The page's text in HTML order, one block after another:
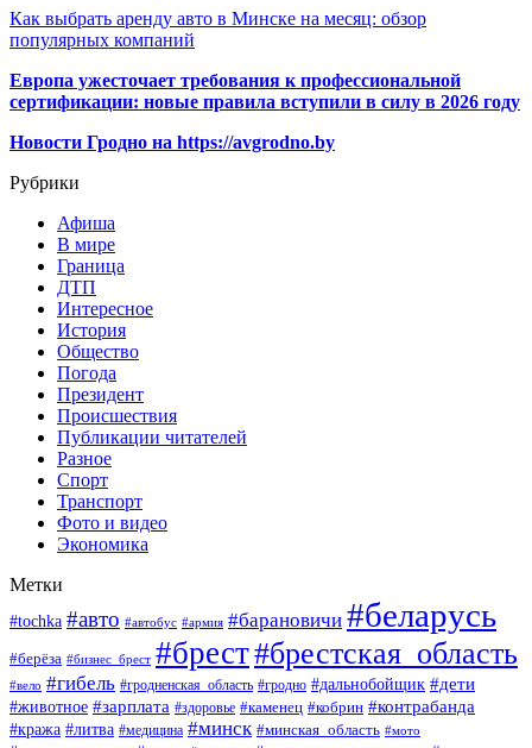
Как выбрать аренду авто в Минске на месяц: обзор
популярных компаний
Европа ужесточает требования к профессиональной
сертификации: новые правила вступили в силу в 2026 году
Новости Гродно на https://avgrodno.by
Рубрики
Афиша
В мире
Граница
ДТП
Интересное
История
Общество
Погода
Президент
Происшествия
Публикации читателей
Разное
Спорт
Транспорт
Фото и видео
Экономика
Метки
#tochka #авто #автобус #армия #барановичи #беларусь
#берёза #бизнес_брест #брест#брестская_область
#вело #гибель #гродненская_область #гродно #дальнобойщик #дети
#животное #зарплата #здоровье #каменец #кобрин #контрабанда
#кража #литва #медицина #минск #минская_область #мото